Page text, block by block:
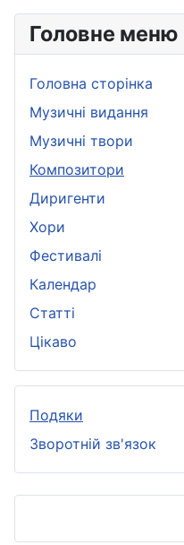
Головне меню
Головна сторінка
Музичні видання
Музичні твори
Композитори
Диригенти
Хори
Фестивалі
Календар
Статті
Цікаво
Подяки
Зворотній зв'язок